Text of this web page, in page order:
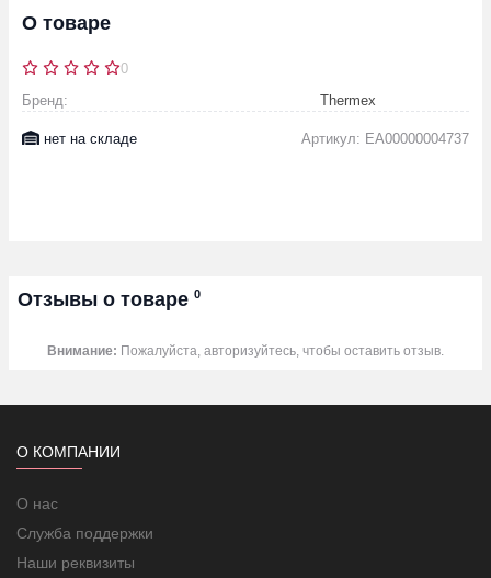
О товаре
0
Бренд:
Thermex
нет на складе Артикул: EA00000004737
Отзывы о товаре 0
Внимание: Пожалуйста, авторизуйтесь, чтобы оставить отзыв.
О КОМПАНИИ
О нас
Служба поддержки
Наши реквизиты